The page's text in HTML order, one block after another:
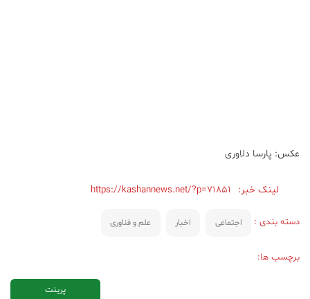
عکس: پارسا دلاوری
لینک خبر: https://kashannews.net/?p=71851
دسته بندی : اجتماعی اخبار علم و فناوری
برچسب ها:
پرینت